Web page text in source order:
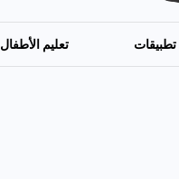
تطبيقات تعليم الأطفال